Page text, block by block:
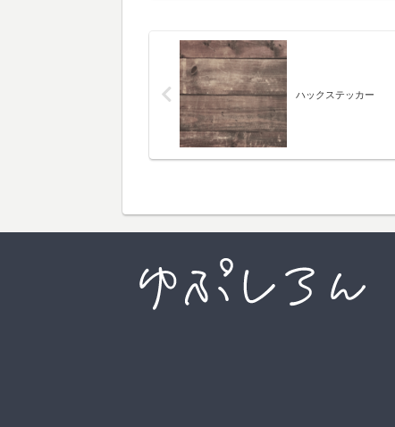
ハックステッカー